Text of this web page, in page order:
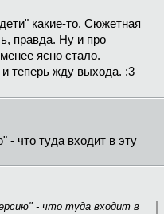
какие-то. Сюжетная
правда. Ну и про
ясно стало.
теперь жду выхода. :3
- что туда входит в эту
- что туда входит в